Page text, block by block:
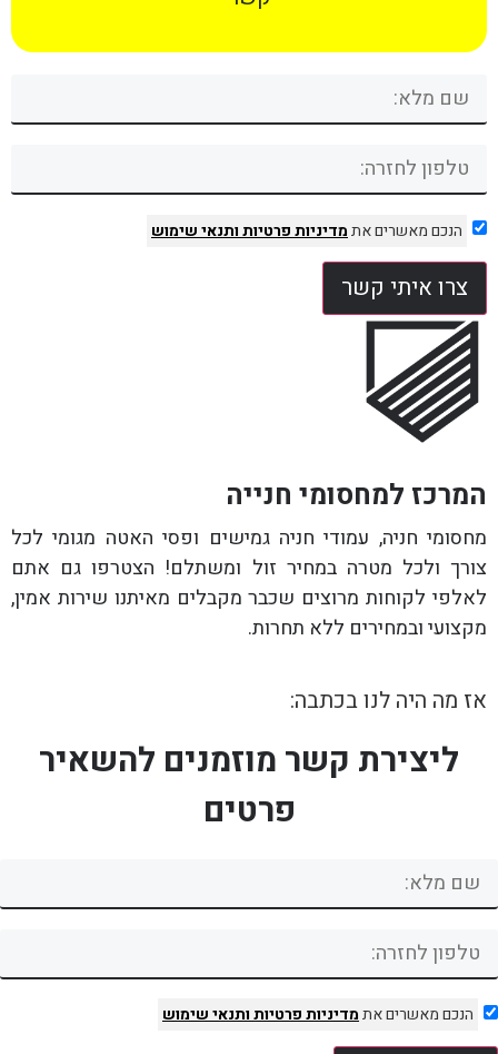
הנכם מאשרים אתמדיניות פרטיותותנאי שימוש
צרו איתי קשר
המרכז למחסומי חנייה
מחסומי חניה, עמודי חניה גמישים ופסי האטה מגומי לכל
צורך ולכל מטרה במחיר זול ומשתלם! הצטרפו גם אתם
לאלפי לקוחות מרוצים שכבר מקבלים מאיתנו שירות אמין,
מקצועי ובמחירים ללא תחרות.
אז מה היה לנו בכתבה:
ליצירת קשר מוזמנים להשאיר
פרטים
הנכם מאשרים אתמדיניות פרטיותותנאי שימוש